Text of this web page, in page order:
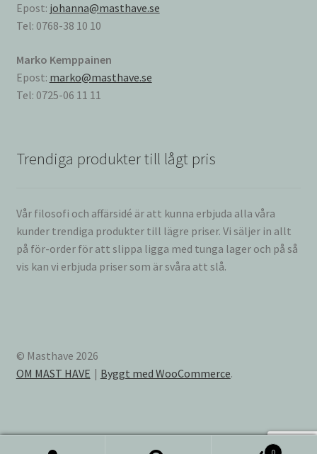
Epost: johanna@masthave.se
Tel: 0768-38 10 10
Marko Kemppainen
Epost: marko@masthave.se
Tel: 0725-06 11 11
Trendiga produkter till lågt pris
Vår filosofi och affärsidé är att kunna erbjuda alla våra
kunder trendiga produkter till lägre priser. Vi säljer in allt
på för-order för att slippa ligga med tunga lager och på så
vis kan vi erbjuda priser som är svåra att slå.
© Masthave 2026
OM MAST HAVE
Byggt med WooCommerce.